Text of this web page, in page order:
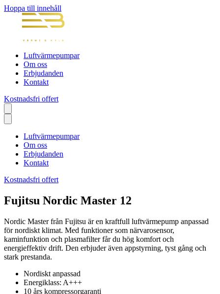
Hoppa till innehåll
Luftvärmepumpar
Om oss
Erbjudanden
Kontakt
Kostnadsfri offert
Luftvärmepumpar
Om oss
Erbjudanden
Kontakt
Kostnadsfri offert
Fujitsu Nordic Master 12
Nordic Master från Fujitsu är en kraftfull luftvärmepump anpassad
för nordiskt klimat. Med funktioner som närvarosensor,
kaminfunktion och plasmafilter får du hög komfort och
energieffektiv drift. Den erbjuder även appstyrning, tyst gång och
stark prestanda.
Nordiskt anpassad
Energiklass: A+++
10 års kompressorgaranti